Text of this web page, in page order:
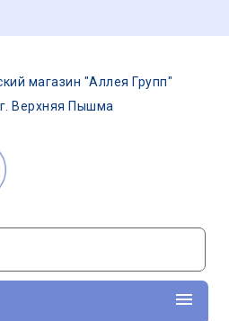
магазин "Аллея Групп"
г. Верхняя Пышма